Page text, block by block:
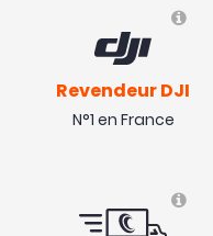
Revendeur DJI
N°1 en France